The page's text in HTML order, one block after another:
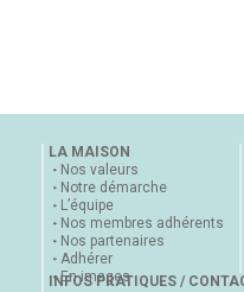
LA MAISON
Nos valeurs
Notre démarche
L’équipe
Nos membres adhérents
Nos partenaires
Adhérer
En images
INFOS PRATIQUES /